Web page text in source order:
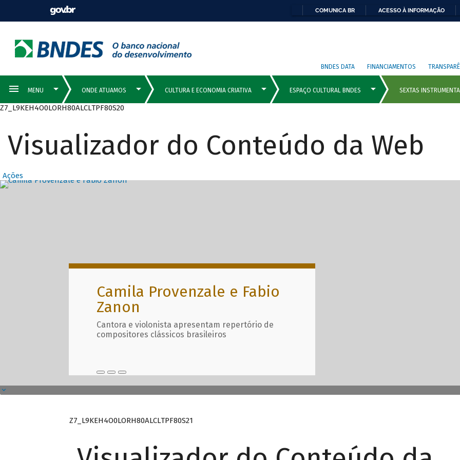
COMUNICA BR ACESSO À INFORMAÇÃO
BNDES DATA FINANCIAMENTOS
Z7_L9KEH4O0LORH80ALCLTPF80S20
Visualizador do Conteúdo da Web
Ações
Destaques Principais com
Camila Provenzale e Fabio
Zanon
Cantora e violonista apresentam repertório de
compositores clássicos brasileiros
Z7_L9KEH4O0LORH80ALCLTPF80S21